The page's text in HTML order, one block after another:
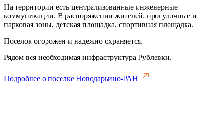
На территории есть централизованные инженерные
коммуникации. В распоряжении жителей: прогулочные и
парковая зоны, детская площадка, спортивная площадка.
Поселок огорожен и надежно охраняется.
Рядом вся необходимая инфраструктура Рублевки.
Подробнее о поселке Новодарьино-РАН